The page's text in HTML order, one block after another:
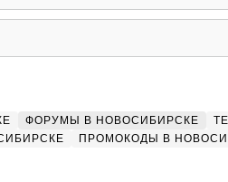
ФОРУМЫ В НОВОСИБИРСКЕ
ПРОМОКОДЫ В